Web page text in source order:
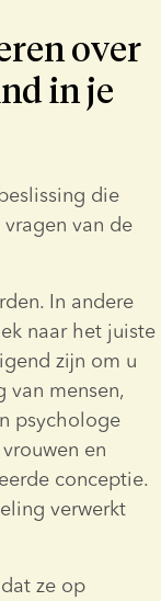
over
in je
die
van de
In andere
naar het juiste
zijn om u
van mensen,
psychologe
en
conceptie.
verwerkt
ze op